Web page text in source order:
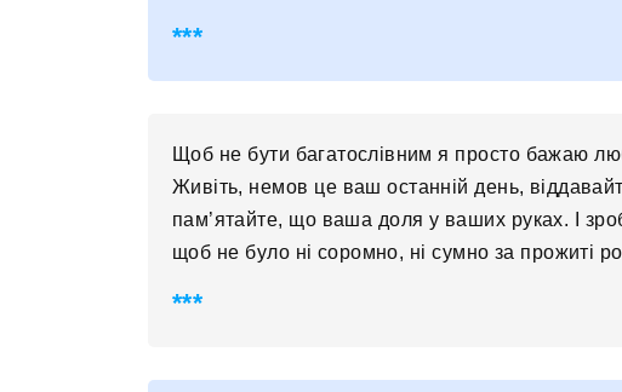
Щоб не бути багатослівним я просто бажаю
Живіть, немов це ваш останній день,
пам’ятайте, що ваша доля у ваших руках. І
щоб не було ні соромно, ні сумно за прожиті